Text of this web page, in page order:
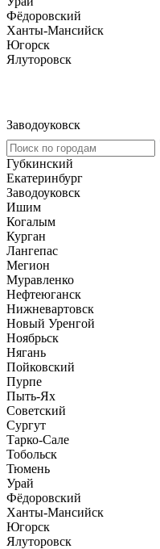
Фёдоровский
Ханты-Мансийск
Югорск
Ялуторовск
Заводоуковск
Губкинский
Екатеринбург
Заводоуковск
Ишим
Когалым
Курган
Лангепас
Мегион
Муравленко
Нефтеюганск
Нижневартовск
Новый Уренгой
Ноябрьск
Нягань
Пойковский
Пурпе
Пыть-Ях
Советский
Сургут
Тарко-Сале
Тобольск
Тюмень
Урай
Фёдоровский
Ханты-Мансийск
Югорск
Ялуторовск